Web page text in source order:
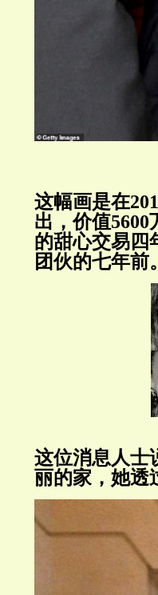
这幅画是在
出，价值5600
的甜心交易四
团伙的七年前。
这位消息人士
丽的家，她透